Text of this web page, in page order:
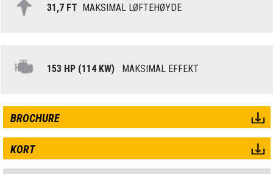
31,7 FT MAKSIMAL LØFTEHØYDE
153 HP (114 KW) MAKSIMAL EFFEKT
BROCHURE
KORT